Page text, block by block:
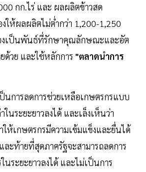
กก.ไร่ และ ผลผลิตข้าวสด
ให้ผลผลิตไม่ต่ำกว่า 1,200-1,250
งเป็นพันธ์ที่รักษาคุณลักษณะและอัต
วย และใช้หลักการ "ตลาดนำการ
นการลดการช่วยเหลือเกษตรกรแบบ
นระยะยาวลงได้ และเล็งเห็นว่า
ห้เกษตรกรมีความเข้มแข็งและยื่นได้
ละท้ายที่สุดภาครัฐจะสามารถลดการ
นระยะยาวลงได้ และไม่เป็นการ